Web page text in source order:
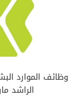
وظائف الموارد
الراشد